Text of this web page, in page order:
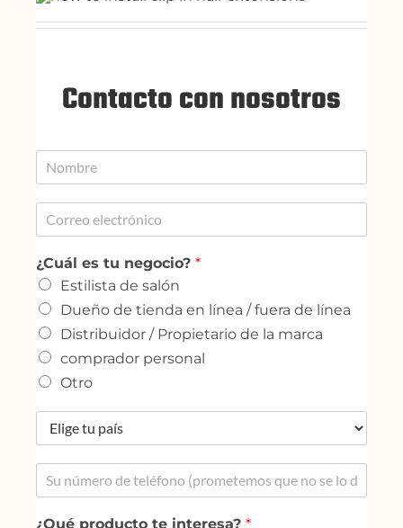
Contacto con nosotros
¿Cuál es tu negocio? *
Estilista de salón
Dueño de tienda en línea / fuera de línea
Distribuidor / Propietario de la marca
comprador personal
Otro
¿Qué producto te interesa? *